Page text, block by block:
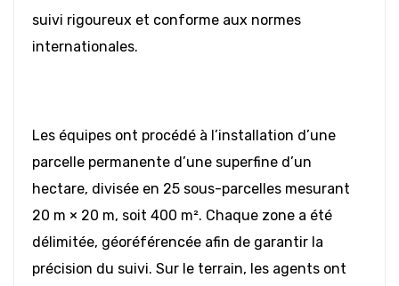
suivi rigoureux et conforme aux normes
internationales.
Les équipes ont procédé à l’installation d’une
parcelle permanente d’une superfine d’un
hectare, divisée en 25 sous-parcelles mesurant
20 m × 20 m, soit 400 m². Chaque zone a été
délimitée, géoréférencée afin de garantir la
précision du suivi. Sur le terrain, les agents ont